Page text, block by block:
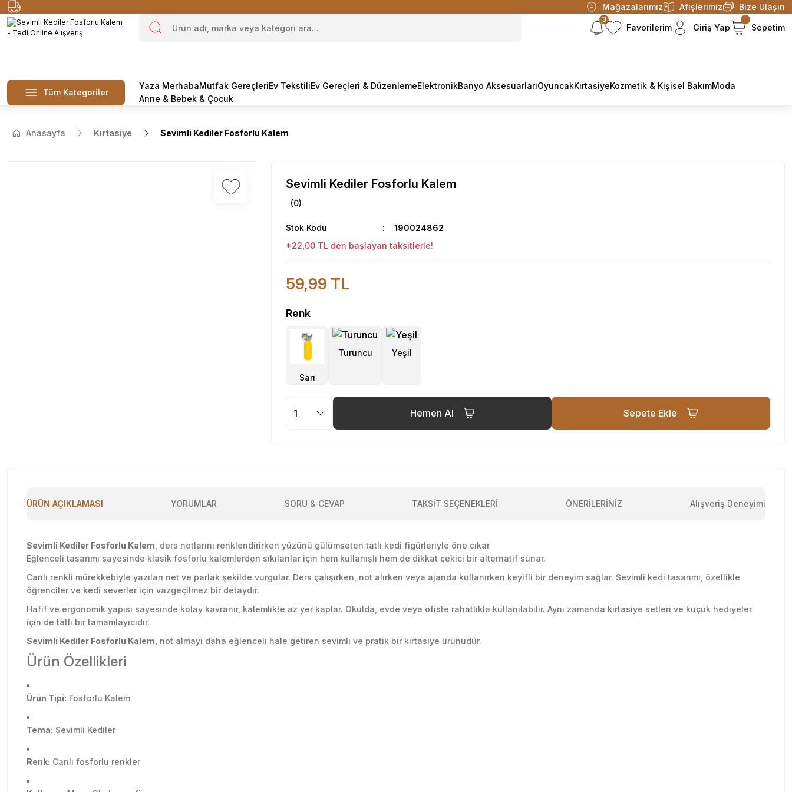
Mağazalarımız Afişlerimiz Bize Ulaşın
3
Favorilerim Giriş Yap Sepetim
Tüm Kategoriler
Yaza MerhabaMutfak GereçleriEv TekstiliEv Gereçleri & DüzenlemeElektronikBanyo AksesuarlarıOyuncakKırtasiyeKozmetik & Kişisel BakımModa
Anne & Bebek & Çocuk
Anasayfa Kırtasiye Sevimli Kediler Fosforlu Kalem
Sevimli Kediler Fosforlu Kalem
(0)
Stok Kodu
190024862
*22,00 TL den başlayan taksitlerle!
59,99 TL
Renk
Hemen Al Sepete Ekle
ÜRÜN AÇIKLAMASI YORUMLAR SORU & CEVAP TAKSİT SEÇENEKLERİ ÖNERİLERİNİZ Alışveriş Deneyimi
Sevimli Kediler Fosforlu Kalem , ders notlarını renklendirirken yüzünü gülümseten tatlı kedi figürleriyle öne çıkar
Eğlenceli tasarımı sayesinde klasik fosforlu kalemlerden sıkılanlar için hem kullanışlı hem de dikkat çekici bir alternatif sunar.
Canlı renkli mürekkebiyle yazıları net ve parlak şekilde vurgular. Ders çalışırken, not alırken veya ajanda kullanırken keyifli bir deneyim sağlar. Sevimli kedi tasarımı, özellikle
öğrenciler ve kedi severler için vazgeçilmez bir detaydır.
Hafif ve ergonomik yapısı sayesinde kolay kavranır, kalemlikte az yer kaplar. Okulda, evde veya ofiste rahatlıkla kullanılabilir. Aynı zamanda kırtasiye setleri ve küçük hediyeler
için de tatlı bir tamamlayıcıdır.
Sevimli Kediler Fosforlu Kalem , not almayı daha eğlenceli hale getiren sevimli ve pratik bir kırtasiye ürünüdür.
Ürün Özellikleri
Ürün Tipi: Fosforlu Kalem
Tema: Sevimli Kediler
Renk: Canlı fosforlu renkler